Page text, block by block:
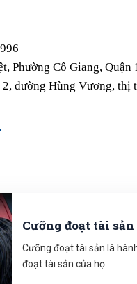
Phường Cô Giang, Quận
đường Hùng Vương,
Cưỡng đoạt tài
Cưỡng đoạt tài sản là
đoạt tài sản của họ